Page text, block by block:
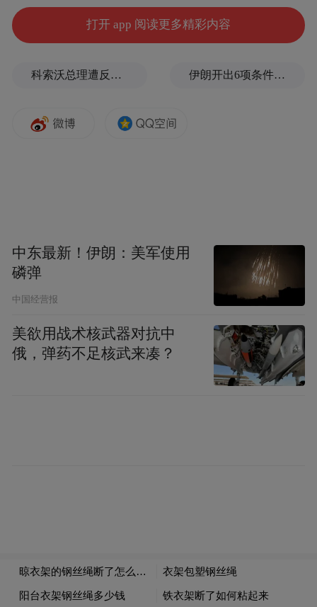
打开 app 阅读更多精彩内容
科索沃总理遭反对派议员扔鸡蛋，直播被紧急切断 伊朗开出6项条件，美国该如何应对？
中东最新！伊朗：美军使用
磷弹
中国经营报
美欲用战术核武器对抗中
俄，弹药不足核武来凑？